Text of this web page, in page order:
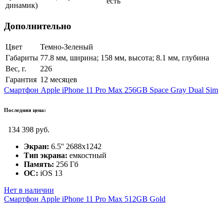
динамик)
Дополнительно
Цвет
Темно-Зеленый
Габариты 77.8 мм, ширина; 158 мм, высота; 8.1 мм, глубина
Вес, г.
226
Гарантия 12 месяцев
Смартфон Apple iPhone 11 Pro Max 256GB Space Gray Dual Sim
Последняя цена:
134 398 руб.
Экран: 6.5'' 2688x1242
Тип экрана: емкостный
Память: 256 Гб
ОС: iOS 13
Нет в наличии
Смартфон Apple iPhone 11 Pro Max 512GB Gold